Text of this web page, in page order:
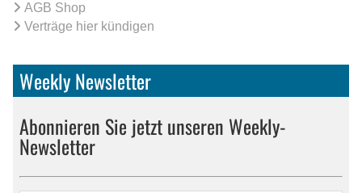
AGB Shop
Verträge hier kündigen
Weekly Newsletter
Abonnieren Sie jetzt unseren Weekly-
Newsletter